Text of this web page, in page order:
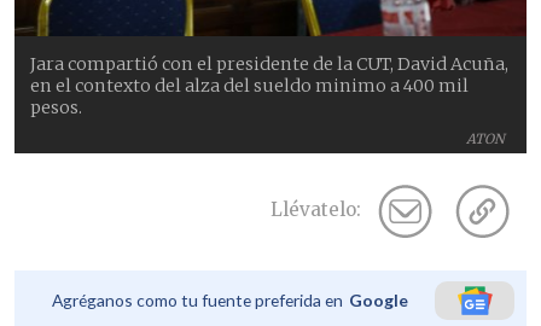
ATON
Jara compartió con el presidente de la CUT, David Acuña,
en el contexto del alza del sueldo minimo a 400 mil
pesos.
Llévatelo:
Agréganos como tu fuente preferida en Google